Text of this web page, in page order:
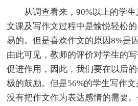
从调查看来，90%以上的学
文课及写作文过程中是愉悦轻松
易的。但是喜欢作文的原因8%是
由此可见，教师的评价对学生的
促进作用，因此，我们要在以后
极的鼓励。但是56%的学生写作
没有把作文作为表达感情的需要